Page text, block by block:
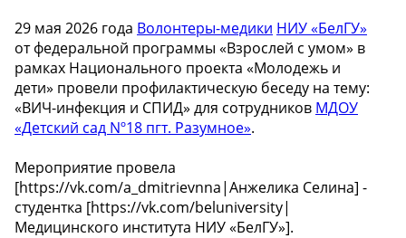
29 мая 2026 года Волонтеры-медики НИУ «БелГУ»
от федеральной программы «Взрослей с умом» в
рамках Национального проекта «Молодежь и
дети» провели профилактическую беседу на тему:
«ВИЧ-инфекция и СПИД» для сотрудников МДОУ
«Детский сад Nº18 пгт. Разумное».
Мероприятие провела
[https://vk.com/a_dmitrievnna|Анжелика Селина] -
студентка [https://vk.com/beluniversity|
Медицинского института НИУ «БелГУ»].